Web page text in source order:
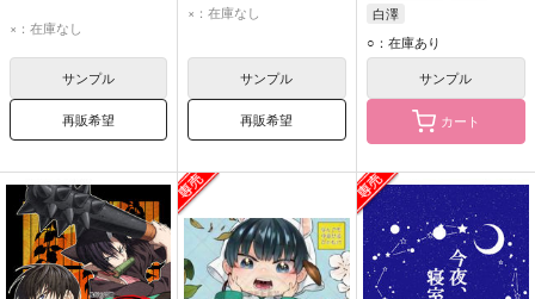
×：在庫なし
サンプル
再販希望
×：在庫なし
サンプル
再販希望
白澤
○：在庫あり
サンプル
カート